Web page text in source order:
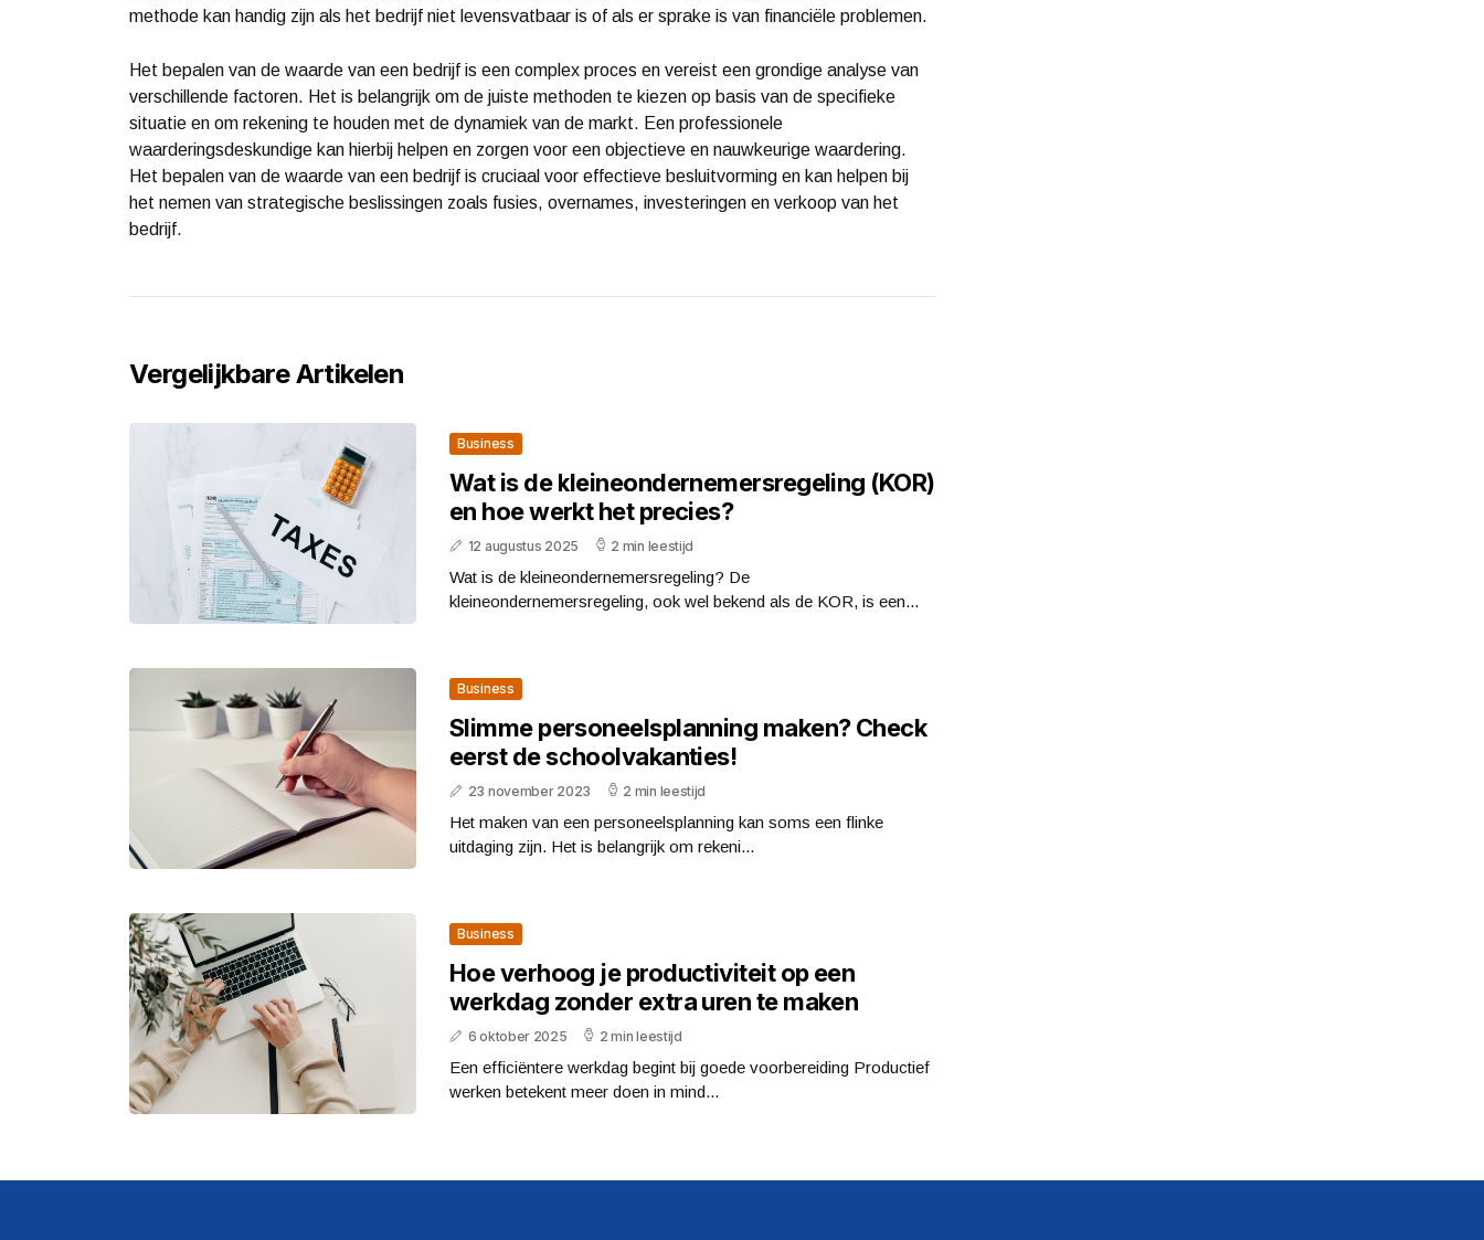
methode kan handig zijn als het bedrijf niet levensvatbaar is of als er sprake is van financiële problemen.
Het bepalen van de waarde van een bedrijf is een complex proces en vereist een grondige analyse van
verschillende factoren. Het is belangrijk om de juiste methoden te kiezen op basis van de specifieke
situatie en om rekening te houden met de dynamiek van de markt. Een professionele
waarderingsdeskundige kan hierbij helpen en zorgen voor een objectieve en nauwkeurige waardering.
Het bepalen van de waarde van een bedrijf is cruciaal voor effectieve besluitvorming en kan helpen bij
het nemen van strategische beslissingen zoals fusies, overnames, investeringen en verkoop van het
bedrijf.
Vergelijkbare Artikelen
Business
Wat is de kleineondernemersregeling (KOR)
en hoe werkt het precies?
12 augustus 2025 2 min leestijd
Wat is de kleineondernemersregeling? De
kleineondernemersregeling, ook wel bekend als de KOR, is een...
Business
Slimme personeelsplanning maken? Check
eerst de schoolvakanties!
23 november 2023 2 min leestijd
Het maken van een personeelsplanning kan soms een flinke
uitdaging zijn. Het is belangrijk om rekeni...
Business
Hoe verhoog je productiviteit op een
werkdag zonder extra uren te maken
6 oktober 2025 2 min leestijd
Een efficiëntere werkdag begint bij goede voorbereiding Productief
werken betekent meer doen in mind...